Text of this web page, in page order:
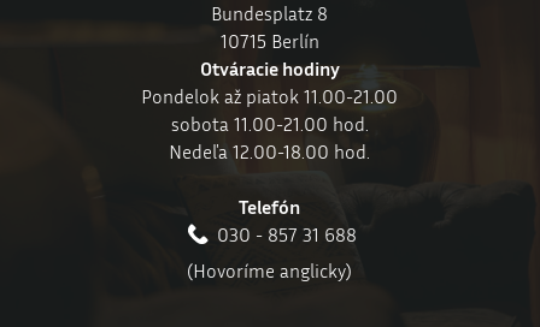
Bundesplatz 8
10715 Berlín
Otváracie hodiny
Pondelok až piatok 11.00-21.00
sobota 11.00-21.00 hod.
Nedeľa 12.00-18.00 hod.
Telefón
030 - 857 31 688
(Hovoríme anglicky)